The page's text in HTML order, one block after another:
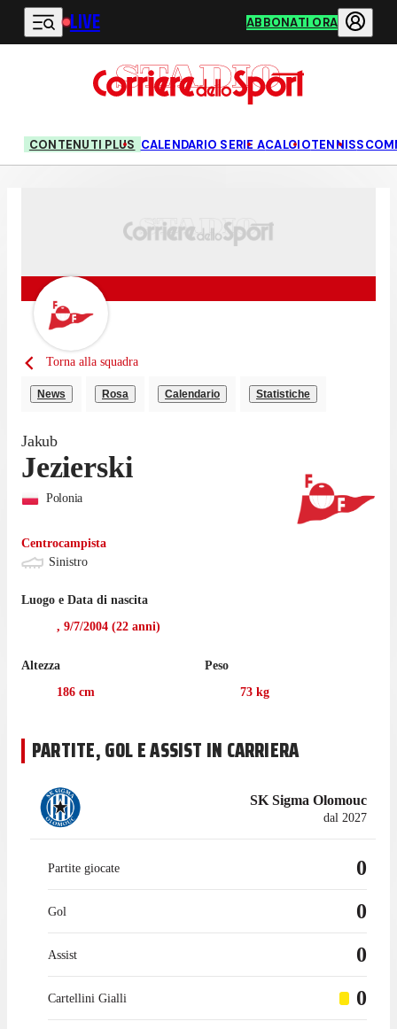
Vai al contenuto principale
LIVE ABBONATI ORA
CONTENUTI PLUS CALENDARIO SERIE ACALCIOTENNIS
Torna alla squadra
News Rosa Calendario Statistiche
Jakub
Jezierski
Polonia
Centrocampista
Sinistro
Luogo e Data di nascita
, 9/7/2004 (22 anni)
Altezza
186 cm
Peso
73 kg
PARTITE, GOL E ASSIST IN CARRIERA
SK Sigma Olomouc
dal 2027
Partite giocate 0
Gol 0
Assist 0
Cartellini Gialli 0